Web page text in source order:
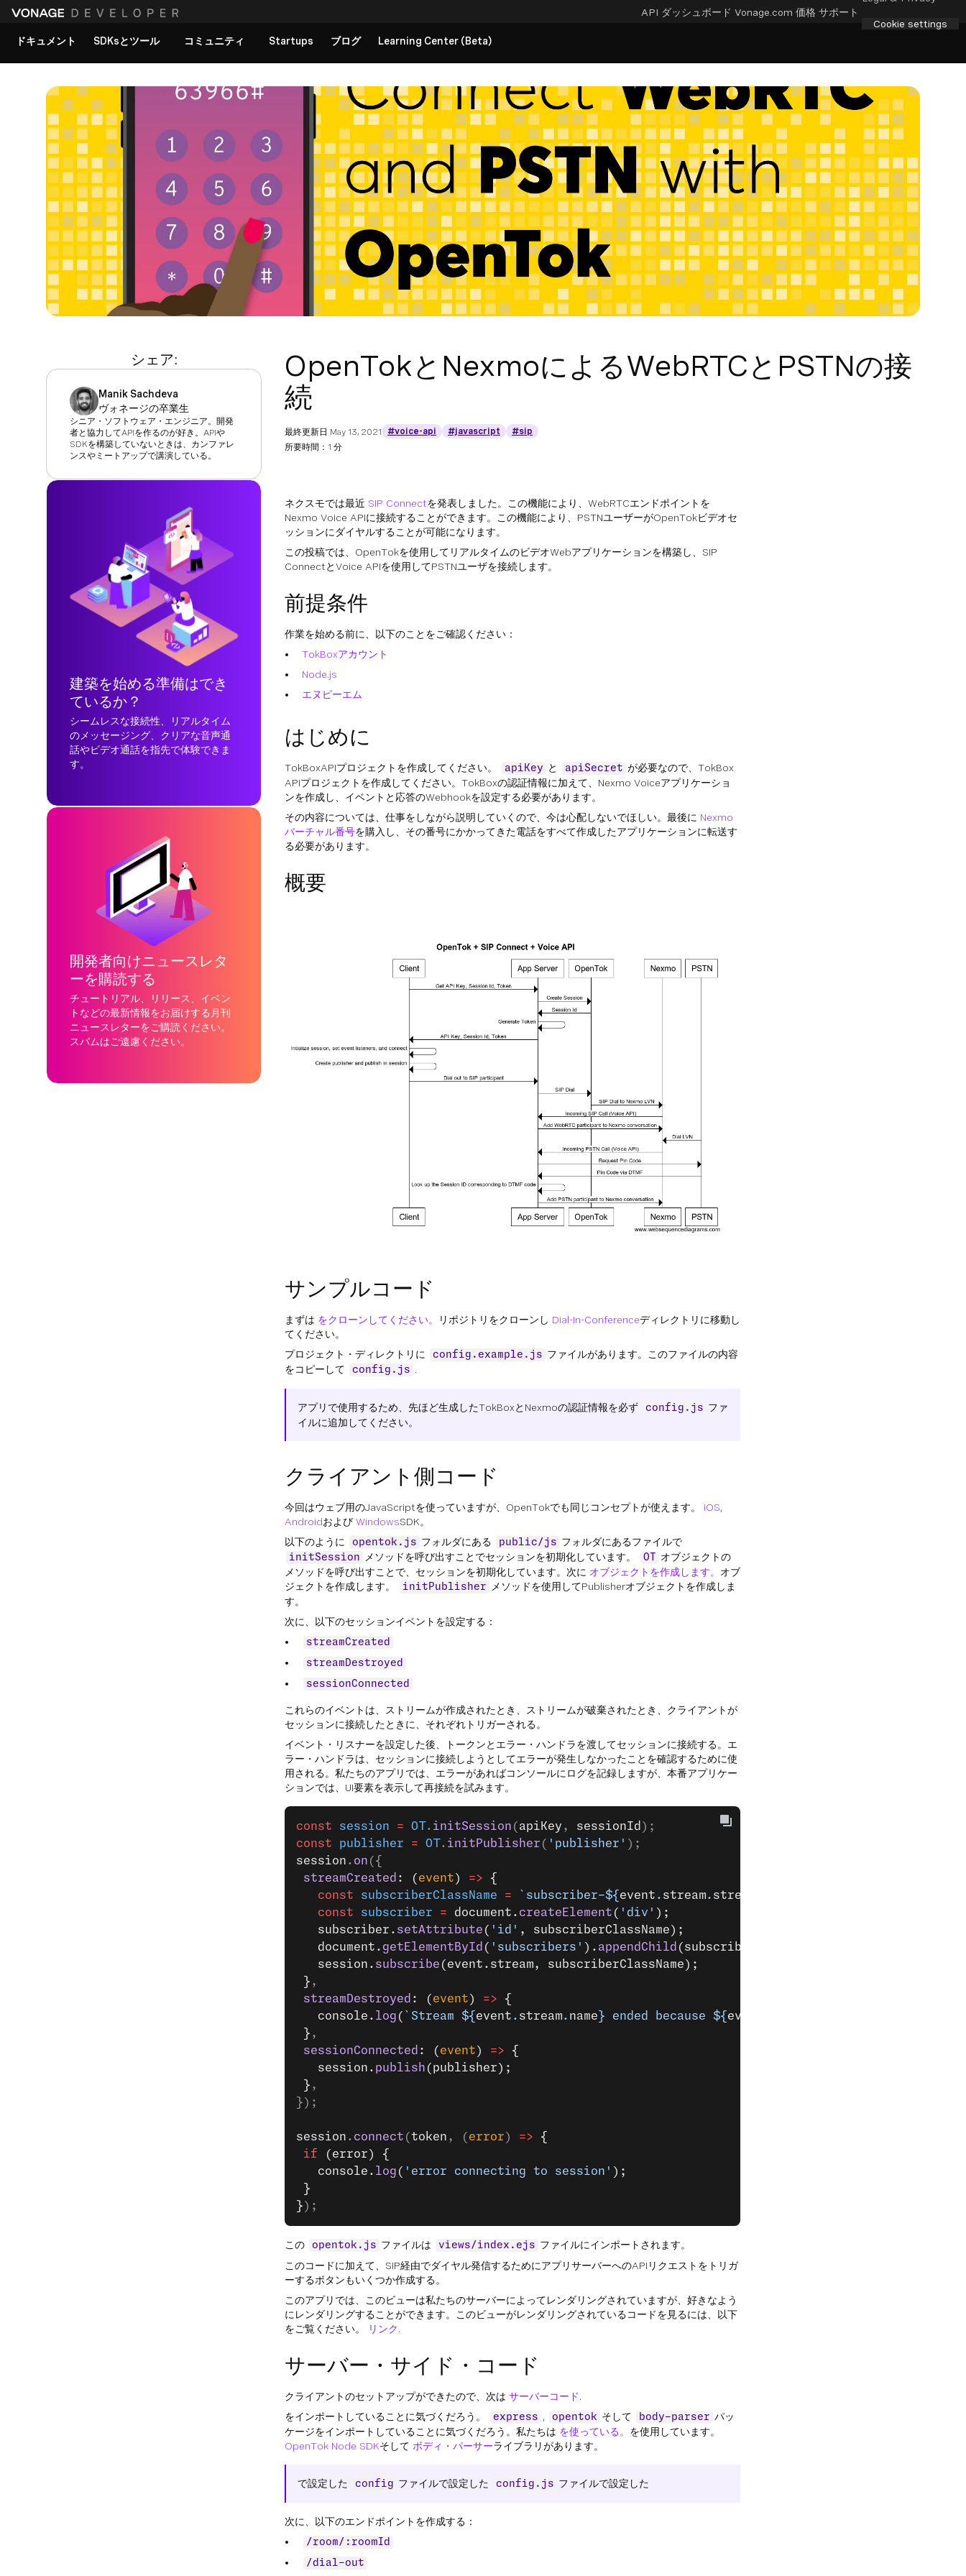
API ダッシュボード Vonage.com 価格 サポート
Cookie settings
ドキュメント
SDKsとツール コミュニティ Startups ブログ Learning Center (Beta)
シェア:
Manik Sachdeva
ヴォネージの卒業生
シニア・ソフトウェア・エンジニア。開発
者と協力してAPIを作るのが好き。APIや
SDKを構築していないときは、カンファレ
ンスやミートアップで講演している。
建築を始める準備はでき
ているか？
シームレスな接続性、リアルタイム
のメッセージング、クリアな音声通
話やビデオ通話を指先で体験できま
す。
開発者向けニュースレタ
ーを購読する
チュートリアル、リリース、イベン
トなどの最新情報をお届けする月刊
ニュースレターをご購読ください。
スパムはご遠慮ください。
OpenTokとNexmoによるWebRTCとPSTNの接
続
最終更新日 May 13, 2021 #voice-api #javascript
#sip
所要時間：1 分
ネクスモでは最近 SIP Connectを発表しました。この機能により、WebRTCエンドポイントを
Nexmo Voice APIに接続することができます。この機能により、PSTNユーザーがOpenTokビデオセ
ッションにダイヤルすることが可能になります。
この投稿では、OpenTokを使用してリアルタイムのビデオWebアプリケーションを構築し、SIP
ConnectとVoice APIを使用してPSTNユーザを接続します。
前提条件
作業を始める前に、以下のことをご確認ください：
TokBoxアカウント
Node.js
エヌピーエム
はじめに
TokBoxAPIプロジェクトを作成してください。 apiKey と apiSecret が必要なので、TokBox
APIプロジェクトを作成してください。TokBoxの認証情報に加えて、Nexmo Voiceアプリケーショ
ンを作成し、イベントと応答のWebhookを設定する必要があります。
その内容については、仕事をしながら説明していくので、今は心配しないでほしい。最後に Nexmo
バーチャル番号を購入し、その番号にかかってきた電話をすべて作成したアプリケーションに転送す
る必要があります。
概要
サンプルコード
まずは をクローンしてください。 リポジトリをクローンし Dial-In-Conferenceディレクトリに移動し
てください。
プロジェクト・ディレクトリに
config.example.js ファイルがあります。このファイルの内容
をコピーして
config.js .
アプリで使用するため、先ほど生成したTokBoxとNexmoの認証情報を必ず config.js ファ
イルに追加してください。
クライアント側コード
今回はウェブ用のJavaScriptを使っていますが、OpenTokでも同じコンセプトが使えます。 iOS,
Androidおよび WindowsSDK。
以下のように
opentok.js フォルダにある public/js フォルダにあるファイルで
initSession メソッドを呼び出すことでセッションを初期化しています。 OT
オブジェクトの
メソッドを呼び出すことで、セッションを初期化しています。次に オブジェクトを作成します。 オブ
ジェクトを作成します。
initPublisher
メソッドを使用してPublisherオブジェクトを作成しま
す。
次に、以下のセッションイベントを設定する：
streamCreated
streamDestroyed
sessionConnected
これらのイベントは、ストリームが作成されたとき、ストリームが破棄されたとき、クライアントが
セッションに接続したときに、それぞれトリガーされる。
イベント・リスナーを設定した後、トークンとエラー・ハンドラを渡してセッションに接続する。エ
ラー・ハンドラは、セッションに接続しようとしてエラーが発生しなかったことを確認するために使
用される。私たちのアプリでは、エラーがあればコンソールにログを記録しますが、本番アプリケー
ションでは、UI要素を表示して再接続を試みます。
const session = OT. initSession ( apiKey , sessionId );
const publisher = OT. initPublisher ( 'publisher' );
session . on ({
streamCreated : ( event ) => {
   const
subscriberClassName = `subscriber-${ event . stream. streamId
   const
subscriber = document. createElement ( 'div' );
   subscriber.
setAttribute ( 'id' , subscriberClassName);
   document.
getElementById ( 'subscribers' ). appendChild (subscriber);
   session.
subscribe (event.stream, subscriberClassName);
} ,
streamDestroyed : ( event ) => {
   console.
log ( `Stream ${ event . stream. name } ended because ${ event
} ,
sessionConnected : ( event ) => {
   session.
publish (publisher);
} ,
});
session . connect (token , ( error ) => {
if (error) {
   console.
log ( 'error connecting to session' );
}
} );
この opentok.js ファイルは views/index.ejs ファイルにインポートされます。
このコードに加えて、SIP経由でダイヤル発信するためにアプリサーバーへのAPIリクエストをトリガ
ーするボタンもいくつか作成する。
このアプリでは、このビューは私たちのサーバーによってレンダリングされていますが、好きなよう
にレンダリングすることができます。このビューがレンダリングされているコードを見るには、以下
をご覧ください。
リンク.
サーバー・サイド・コード
クライアントのセットアップができたので、次は サーバーコード.
をインポートしていることに気づくだろう。
express , opentok そして body-parser パッ
ケージをインポートしていることに気づくだろう。私たちは を使っている。 を使用しています。
OpenTok Node SDKそして ボディ・パーサーライブラリがあります。
で設定した config ファイルで設定した config.js ファイルで設定した
次に、以下のエンドポイントを作成する：
/room/:roomId
/dial-out